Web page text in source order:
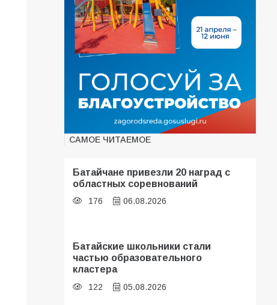
САМОЕ ЧИТАЕМОЕ
Батайчане привезли 20 наград с
областных соревнований
176 06.08.2026
Батайские школьники стали
частью образовательного
кластера
122 05.08.2026